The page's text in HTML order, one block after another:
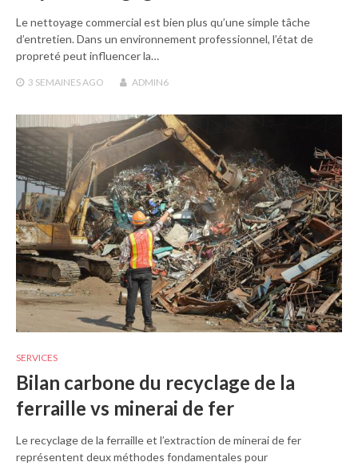
Le nettoyage commercial est bien plus qu’une simple tâche
d’entretien. Dans un environnement professionnel, l’état de
propreté peut influencer la…
3 SEMAINESAGO ADMIN6
SERVICES
Bilan carbone du recyclage de la
ferraille vs minerai de fer
Le recyclage de la ferraille et l’extraction de minerai de fer
représentent deux méthodes fondamentales pour